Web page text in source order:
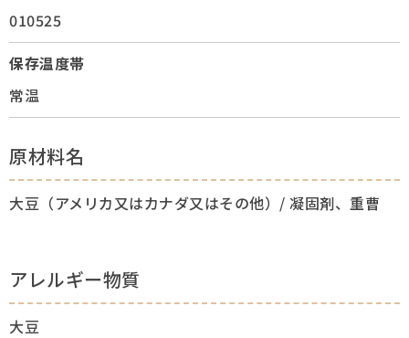
010525
保存温度帯
常温
原材料名
大豆（アメリカ又はカナダ又はその他）/ 凝固剤、重曹
アレルギー物質
大豆